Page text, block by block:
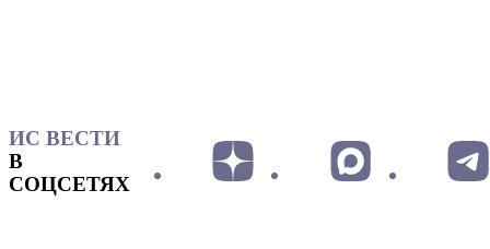
ИС ВЕСТИ
В
СОЦСЕТЯХ